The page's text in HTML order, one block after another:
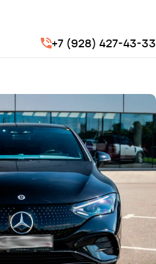
+7 (928) 427-43-33
автомобили
EQE с водителем в